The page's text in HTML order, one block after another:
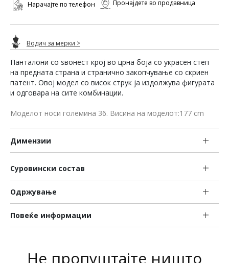
Панталони со ѕвонест крој во црна боја со украсен степ
на предната страна и странично закопчување со скриен
патент. Овој модел со висок струк ја издолжува фигурата
и одговара на сите комбинации.
Моделот носи големина 36. Висина на моделот:177 cm
Димензии
Суровински состав
Одржување
Повеќе информации
Нарачајте по телефон Пронајдете во продавница
Водич за мерки >
Не пропуштајте ништо